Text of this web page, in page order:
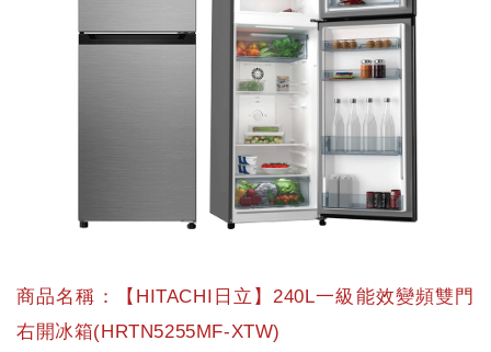
商品名稱：【HITACHI日立】240L一級能效變頻雙門
右開冰箱(HRTN5255MF-XTW)